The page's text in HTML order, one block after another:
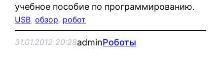
учебное пособие по программированию.
USB, обзор, робот
31.01.2012 20:28adminРоботы